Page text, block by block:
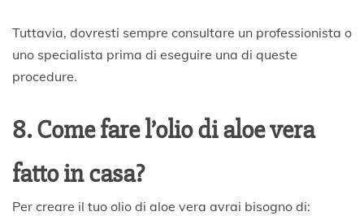
Tuttavia, dovresti sempre consultare un professionista o
uno specialista prima di eseguire una di queste
procedure.
8. Come fare l’olio di aloe vera
fatto in casa?
Per creare il tuo olio di aloe vera avrai bisogno di: